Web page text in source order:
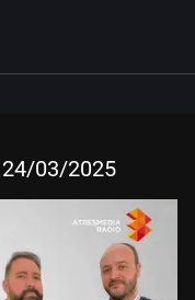
03/2025